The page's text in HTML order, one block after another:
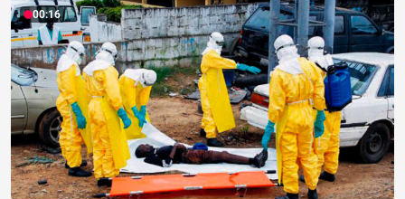
00:16